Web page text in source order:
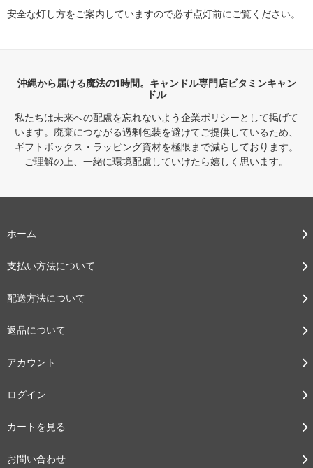
安全な灯し方をご案内していますので必ず点灯前にご覧ください。
沖縄から届ける魔法の1時間。キャンドル専門店ビタミンキャン
ドル
私たちは未来への配慮を忘れないよう企業ポリシーとして掲げて
います。廃棄につながる過剰包装を避けてご提供しているため、
ギフトボックス・ラッピング資材を極限まで減らしております。
ご理解の上、一緒に環境配慮していけたら嬉しく思います。
ホーム
支払い方法について
配送方法について
返品について
アカウント
ログイン
カートを見る
お問い合わせ